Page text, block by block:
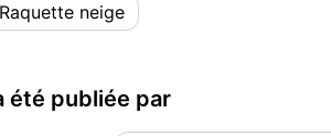
Raquette neige
été publiée par